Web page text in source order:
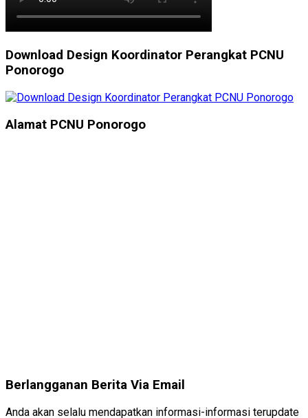
Download Design Koordinator Perangkat PCNU
Ponorogo
Alamat PCNU Ponorogo
Berlangganan Berita Via Email
Anda akan selalu mendapatkan informasi-informasi terupdate